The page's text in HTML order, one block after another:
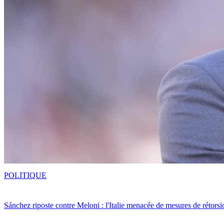
Sánchez riposte contre Meloni : l'Italie menacée de mesures de
POLITIQUE